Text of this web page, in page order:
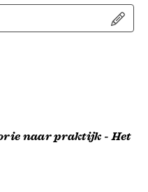
naar praktijk - Het